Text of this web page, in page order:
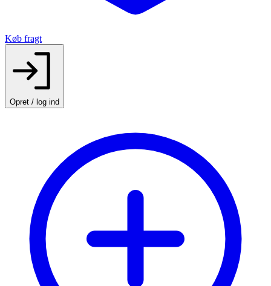
Køb fragt
Opret / log ind